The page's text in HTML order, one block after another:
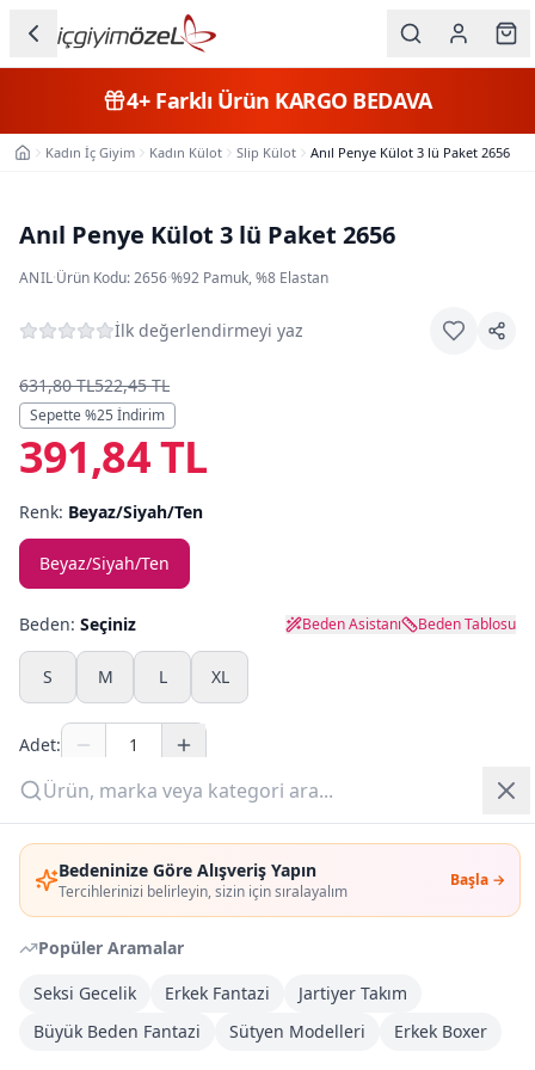
Bedeninize Göre Alışveriş Yapın
Tercihlerinizi belirleyin, sizin için sıralayalım
Başla →
Popüler Aramalar
Seksi Gecelik
Erkek Fantazi
Jartiyer Takım
Büyük Beden Fantazi
Sütyen Modelleri Erkek Boxer
Kategorileri
Erkek
Çocuk
Fantazi
Büyük
Beden
Markalar
Plaj & Mayo
Yazlık Pijama
Kampanyalar
Yeni Gelenler
OUTLET
Giriş Yap
Üye Ol
4+Farklı Ürün KARGO BEDAVA
Ana SayfaKadın İç Giyim Kadın Külot Slip Külot Anıl Penye Külot 3 lü Paket 2656
Anıl Penye Külot 3 lü Paket 2656
ANIL·Ürün Kodu:2656·%92 Pamuk, %8 Elastan
İlk değerlendirmeyi yaz
631,80 TL522,45 TL
Sepette %25 İndirim
391,84 TL
Renk: Beyaz/Siyah/Ten
Beyaz/Siyah/Ten
Beden: Seçiniz Beden Asistanı Beden Tablosu
S M L XL
Adet:
Sepete Ekle
Şimdi Al
DHL Kargoya Teslim
Bayram tatili sonrasında kargolanacaktır
Kargo Bedava